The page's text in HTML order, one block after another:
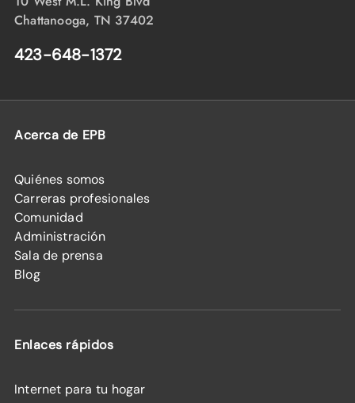
Chattanooga, TN 37402
423-648-1372
Acerca de EPB
Quiénes somos
Carreras profesionales
Comunidad
Administración
Sala de prensa
Blog
Enlaces rápidos
Internet para tu hogar